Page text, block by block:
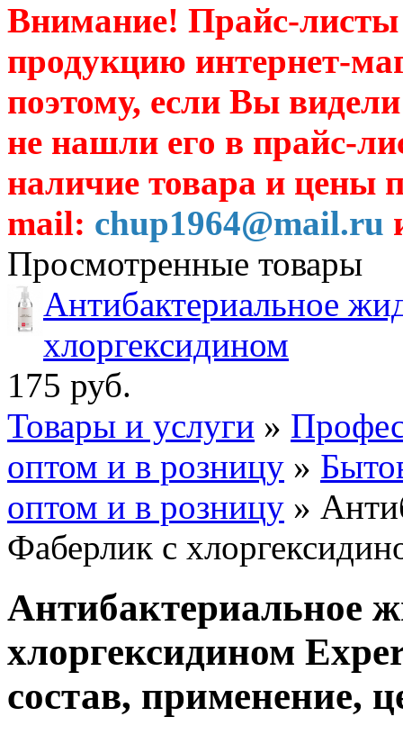
Внимание! Прайс-листы
продукцию интернет-
поэтому, если Вы
не нашли его в прайс-
наличие товара и цены
mail: chup1964@mail.ru
Просмотренные товары
Антибактериальное
хлоргексидином
175 руб.
Товары и услуги »
оптом и в розницу »
оптом и в розницу »
Фаберлик с
Антибактериальное
хлоргексидином
состав, применение,